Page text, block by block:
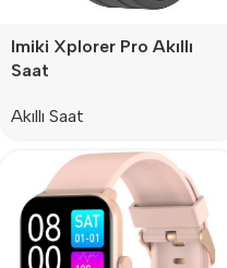
Imiki Xplorer Pro Akıllı
Saat
Akıllı Saat